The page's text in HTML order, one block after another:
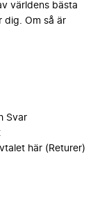
världens bästa
dig. Om så är
Svar
här (Returer)